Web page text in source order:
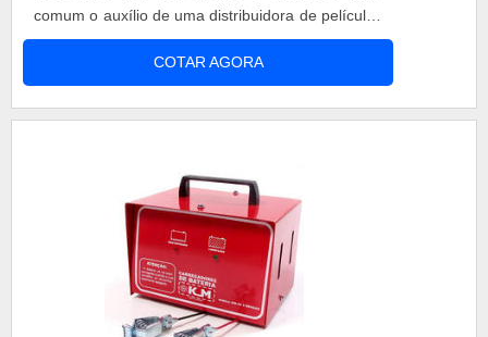
comum o auxílio de uma distribuidora de películas
de controle solar, instalando o produto em janelas
as funcionais películas de controle solar. Afinal,
este item proporciona um bloqueio funcional de
COTAR AGORA